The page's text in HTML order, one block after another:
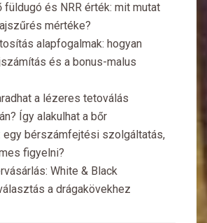
füldugó és NRR érték: mit mutat
mértéke?
alapfogalmak: hogyan
és a bonus-malus
a lézeres tetoválás
Így alakulhat a bőr
egy bérszámfejtési szolgáltatás,
figyelni?
White & Black
a drágakövekhez